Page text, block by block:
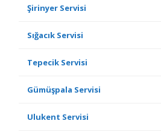
Şirinyer Servisi
Sığacık Servisi
Tepecik Servisi
Gümüşpala Servisi
Ulukent Servisi